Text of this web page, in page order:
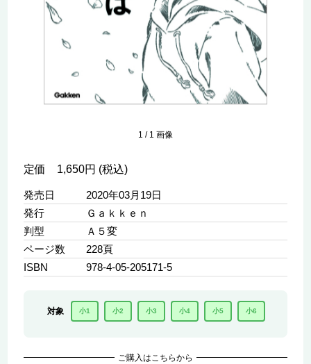
1 / 1 画像
定価 1,650円 (税込)
発売日
2020年03月19日
発行
Ｇａｋｋｅｎ
判型
Ａ５変
ページ数
228頁
ISBN
978-4-05-205171-5
対象 小1 小2 小3 小4 小5 小6
ご購入はこちらから